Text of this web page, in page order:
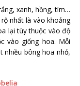
xanh, hồng, tím…
nhất là vào khoảng
lại tùy thuộc vào độ
vào giống hoa. Mỗi
nhiều bông hoa nhỏ,